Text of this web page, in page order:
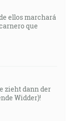
ellos marchará
que
zieht dann der
Widder)!